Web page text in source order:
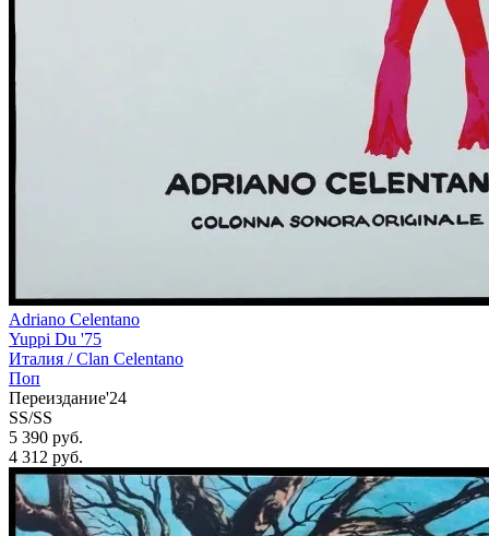
Adriano Celentano
Yuppi Du '75
Италия /Clan Celentano
Поп
Переиздание'24
SS/SS
5 390 руб.
4 312 руб.